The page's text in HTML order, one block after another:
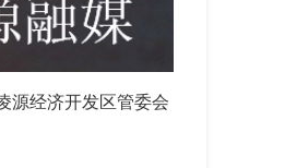
源经济开发区管委会